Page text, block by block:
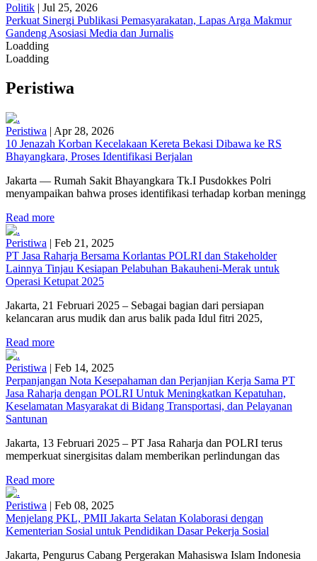
Politik | Jul 25, 2026
Perkuat Sinergi Publikasi Pemasyarakatan, Lapas Arga Makmur
Gandeng Asosiasi Media dan Jurnalis
Loadding
Loadding
Peristiwa
Peristiwa | Apr 28, 2026
10 Jenazah Korban Kecelakaan Kereta Bekasi Dibawa ke RS
Bhayangkara, Proses Identifikasi Berjalan
Jakarta — Rumah Sakit Bhayangkara Tk.I Pusdokkes Polri
menyampaikan bahwa proses identifikasi terhadap korban meningg
Read more
Peristiwa | Feb 21, 2025
PT Jasa Raharja Bersama Korlantas POLRI dan Stakeholder
Lainnya Tinjau Kesiapan Pelabuhan Bakauheni-Merak untuk
Operasi Ketupat 2025
Jakarta, 21 Februari 2025 – Sebagai bagian dari persiapan
kelancaran arus mudik dan arus balik pada Idul fitri 2025,
Read more
Peristiwa | Feb 14, 2025
Perpanjangan Nota Kesepahaman dan Perjanjian Kerja Sama PT
Jasa Raharja dengan POLRI Untuk Meningkatkan Kepatuhan,
Keselamatan Masyarakat di Bidang Transportasi, dan Pelayanan
Santunan
Jakarta, 13 Februari 2025 – PT Jasa Raharja dan POLRI terus
memperkuat sinergisitas dalam memberikan perlindungan das
Read more
Peristiwa | Feb 08, 2025
Menjelang PKL, PMII Jakarta Selatan Kolaborasi dengan
Kementerian Sosial untuk Pendidikan Dasar Pekerja Sosial
Jakarta, Pengurus Cabang Pergerakan Mahasiswa Islam Indonesia